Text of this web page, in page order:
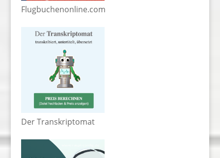
Flugbuchenonline.com
Der Transkriptomat